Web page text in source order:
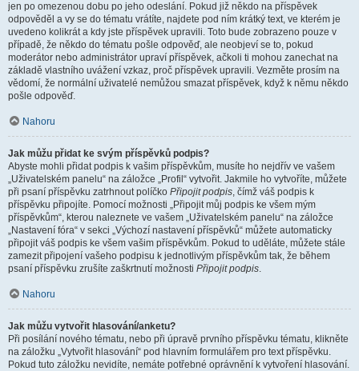
jen po omezenou dobu po jeho odeslání. Pokud již někdo na příspěvek
odpověděl a vy se do tématu vrátíte, najdete pod ním krátký text, ve kterém je
uvedeno kolikrát a kdy jste příspěvek upravili. Toto bude zobrazeno pouze v
případě, že někdo do tématu pošle odpověď, ale neobjeví se to, pokud
moderátor nebo administrátor upraví příspěvek, ačkoli ti mohou zanechat na
základě vlastního uvážení vzkaz, proč příspěvek upravili. Vezměte prosím na
vědomí, že normální uživatelé nemůžou smazat příspěvek, když k němu někdo
pošle odpověď.
Nahoru
Jak můžu přidat ke svým příspěvků podpis?
Abyste mohli přidat podpis k vašim příspěvkům, musíte ho nejdřív ve vašem
„Uživatelském panelu“ na záložce „Profil“ vytvořit. Jakmile ho vytvoříte, můžete
při psaní příspěvku zatrhnout políčko Připojit podpis, čímž váš podpis k
příspěvku připojíte. Pomocí možnosti „Připojit můj podpis ke všem mým
příspěvkům“, kterou naleznete ve vašem „Uživatelském panelu“ na záložce
„Nastavení fóra“ v sekci „Výchozí nastavení příspěvků“ můžete automaticky
připojit váš podpis ke všem vašim příspěvkům. Pokud to uděláte, můžete stále
zamezit připojení vašeho podpisu k jednotlivým příspěvkům tak, že během
psaní příspěvku zrušíte zaškrtnutí možnosti Připojit podpis.
Nahoru
Jak můžu vytvořit hlasování/anketu?
Při posílání nového tématu, nebo při úpravě prvního příspěvku tématu, klikněte
na záložku „Vytvořit hlasování“ pod hlavním formulářem pro text příspěvku.
Pokud tuto záložku nevidíte, nemáte potřebné oprávnění k vytvoření hlasování.